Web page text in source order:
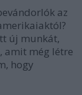
az
új munkát,
amit még létre
hogy